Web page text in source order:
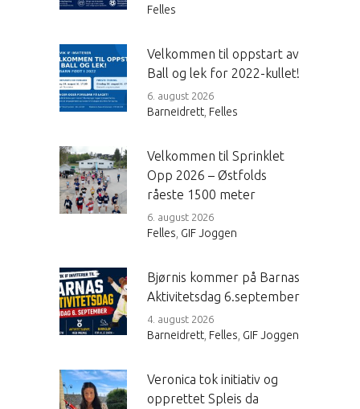
Felles
Velkommen til oppstart av
Ball og lek for 2022-kullet!
6. august 2026
Barneidrett Felles
Velkommen til Sprinklet
Opp 2026 – Østfolds
råeste 1500 meter
6. august 2026
Felles GIF Joggen
Bjørnis kommer på Barnas
Aktivitetsdag 6.september
4. august 2026
Barneidrett Felles GIF Joggen
Veronica tok initiativ og
opprettet Spleis da